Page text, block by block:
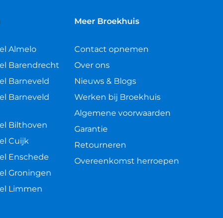
Almelo
Barendrecht
Barneveld
Barneveld
Bilthoven
Cuijk
Enschede
Groningen
Limmen
Meer Broekhuis
Contact opnemen
Over ons
Nieuws & Blogs
Werken bij Broekhuis
Algemene voorwaarden
Garantie
Retourneren
Overeenkomst herroepen